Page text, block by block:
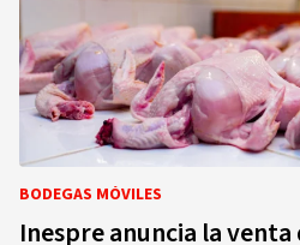
BODEGAS MÓVILES
Inespre anuncia la